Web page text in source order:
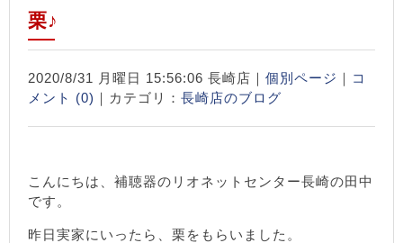
栗♪
2020/8/31 月曜日 15:56:06 長崎店｜ 個別ページ ｜ コ
メント (0) ｜カテゴリ： 長崎店のブログ
こんにちは、補聴器のリオネットセンター長崎の田中
です。
昨日実家にいったら、栗をもらいました。